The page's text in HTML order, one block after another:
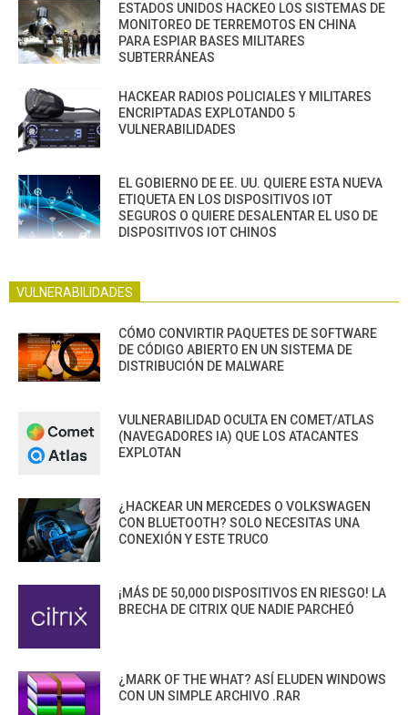
ESTADOS UNIDOS HACKEO LOS SISTEMAS DE
MONITOREO DE TERREMOTOS EN CHINA
PARA ESPIAR BASES MILITARES
SUBTERRÁNEAS
HACKEAR RADIOS POLICIALES Y MILITARES
ENCRIPTADAS EXPLOTANDO 5
VULNERABILIDADES
EL GOBIERNO DE EE. UU. QUIERE ESTA NUEVA
ETIQUETA EN LOS DISPOSITIVOS IOT
SEGUROS O QUIERE DESALENTAR EL USO DE
DISPOSITIVOS IOT CHINOS
VULNERABILIDADES
CÓMO CONVIRTIR PAQUETES DE SOFTWARE
DE CÓDIGO ABIERTO EN UN SISTEMA DE
DISTRIBUCIÓN DE MALWARE
VULNERABILIDAD OCULTA EN COMET/ATLAS
(NAVEGADORES IA) QUE LOS ATACANTES
EXPLOTAN
¿HACKEAR UN MERCEDES O VOLKSWAGEN
CON BLUETOOTH? SOLO NECESITAS UNA
CONEXIÓN Y ESTE TRUCO
¡MÁS DE 50,000 DISPOSITIVOS EN RIESGO! LA
BRECHA DE CITRIX QUE NADIE PARCHEÓ
¿MARK OF THE WHAT? ASÍ ELUDEN WINDOWS
CON UN SIMPLE ARCHIVO .RAR